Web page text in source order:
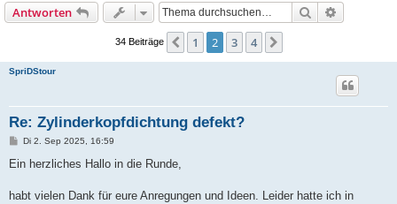
Antworten Suche
34 Beiträge Vorherige
1 2 3 4
SpriDStour
Re: Zylinderkopfdichtung defekt?
B
i
a
Di 2. Sep 2025, 16:59
Ein herzliches Hallo in die Runde,
habt vielen Dank für eure Anregungen und Ideen. Leider hatte ich in